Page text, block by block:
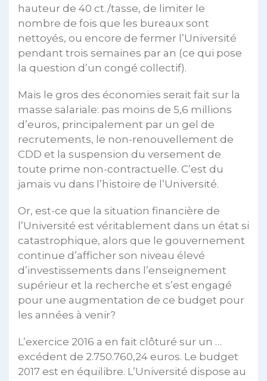
hauteur de 40 ct./tasse, de limiter le
nombre de fois que les bureaux sont
nettoyés, ou encore de fermer l’Université
pendant trois semaines par an (ce qui pose
la question d’un congé collectif).
Mais le gros des économies serait fait sur la
masse salariale: pas moins de 5,6 millions
d’euros, principalement par un gel de
recrutements, le non-renouvellement de
CDD et la suspension du versement de
toute prime non-contractuelle. C’est du
jamais vu dans l’histoire de l’Université.
Or, est-ce que la situation financière de
l’Université est véritablement dans un état si
catastrophique, alors que le gouvernement
continue d’afficher son niveau élevé
d’investissements dans l’enseignement
supérieur et la recherche et s’est engagé
pour une augmentation de ce budget pour
les années à venir?
L’exercice 2016 a en fait clôturé sur un …
excédent de 2.750.760,24 euros. Le budget
2017 est en équilibre. L’Université dispose au